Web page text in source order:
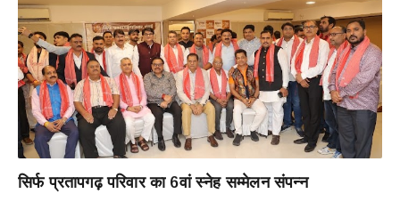
सिर्फ प्रतापगढ़ परिवार का 6वां स्नेह सम्मेलन संपन्न